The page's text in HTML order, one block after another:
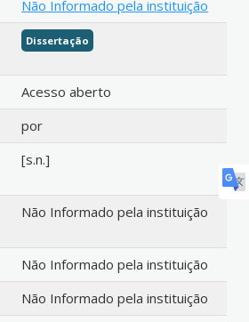
Não Informado pela instituição
Dissertação
Acesso aberto
por
[s.n.]
Não Informado pela instituição
Não Informado pela instituição
Não Informado pela instituição